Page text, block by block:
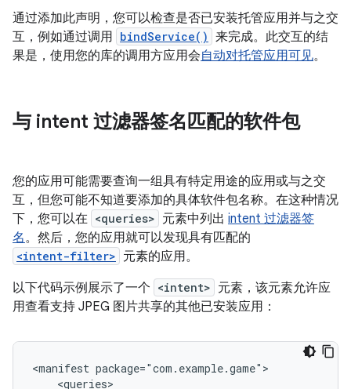
通过添加此声明，您可以检查是否已安装托管应用并与之交
互，例如通过调用 bindService() 来完成。此交互的结
果是，使用您的库的调用方应用会自动对托管应用可见。
与 intent 过滤器签名匹配的软件包
您的应用可能需要查询一组具有特定用途的应用或与之交
互，但您可能不知道要添加的具体软件包名称。在这种情况
下，您可以在 <queries> 元素中列出 intent 过滤器签
名。然后，您的应用就可以发现具有匹配的
<intent-filter> 元素的应用。
以下代码示例展示了一个 <intent> 元素，该元素允许应
用查看支持 JPEG 图片共享的其他已安装应用：
<manifest